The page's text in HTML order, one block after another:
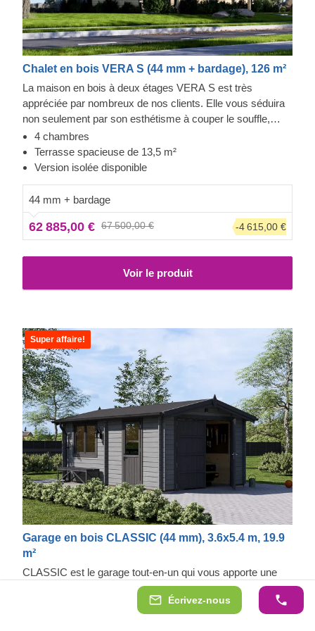
Chalet en bois VERA S (44 mm + bardage), 126 m²
La maison en bois à deux étages VERA S est très
appréciée par nombreux de nos clients. Elle vous séduira
non seulement par son esthétisme à couper le souffle,
mais également par sa disposition intérieure pratique, qui
permettra à chaque membre de votre famille ou invité de
profiter de son intimité. Un autre point fort de ce modèle est
permettra de profiter des soirées d'été en plein air avec
vos proches.Veuillez noter que l'apparence de ce
modèle spécifique peut varier de celle du modèle
standard. Des accessoires peuvent être inclus avec ce
modèle ; n'hésitez pas à nous contacter pour plus
4 chambres
Terrasse spacieuse de 13,5 m²
Version isolée disponible
44 mm + bardage
62 885,00 € 67 500,00 € -4 615,00 €
Voir le produit
Super affaire!
Garage en bois CLASSIC (44 mm), 3.6x5.4 m, 19.9
m²
CLASSIC est le garage tout-en-un qui vous apporte une
fiabilité totale, un design sublime et beaucoup d'espace
pour votre voiture ! Les fenêtres rendent le garage
Écrivez-nous